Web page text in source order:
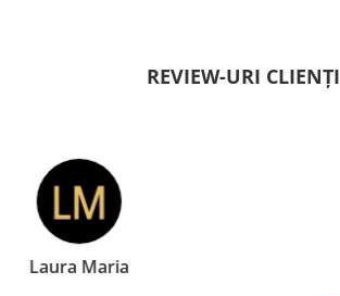
REVIEW-URI CLIENȚI